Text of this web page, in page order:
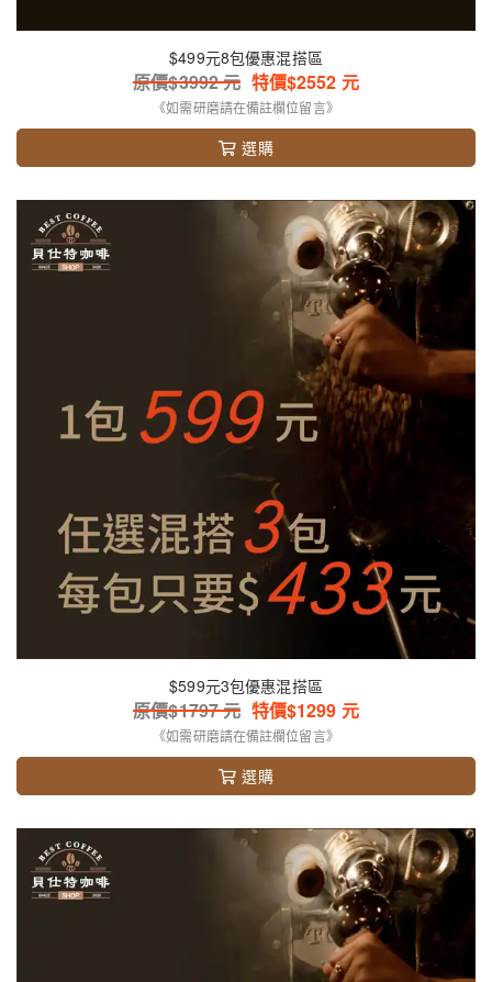
$499元8包優惠混搭區
原價$3992元 特價$2552 元
《如需研磨請在備註欄位留言》
選購
$599元3包優惠混搭區
原價$1797元 特價$1299 元
《如需研磨請在備註欄位留言》
選購